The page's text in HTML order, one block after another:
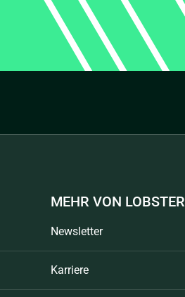
MEHR VON LOBSTER
Newsletter
Karriere